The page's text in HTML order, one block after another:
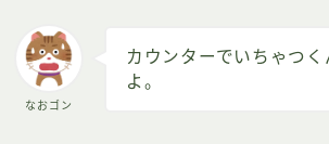
なおゴン
カウンターでいちゃつ
よ。